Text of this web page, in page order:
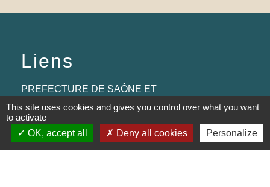
Liens
PREFECTURE DE SAÔNE ET
LOIRE
RÉGION BOURGOGNE-
FRANCHE-COMTE
This site uses cookies and gives you control over what you want
to activate
OK, accept all
Deny all cookies Personalize